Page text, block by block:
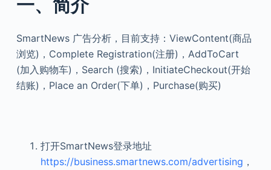
一、简介
SmartNews 广告分析，目前支持：ViewContent(商品
浏览)，Complete Registration(注册)，AddToCart
(加入购物车)，Search (搜索)，InitiateCheckout(开始
结账)，Place an Order(下单)，Purchase(购买)
打开SmartNews登录地址
https://business.smartnews.com/advertising ，